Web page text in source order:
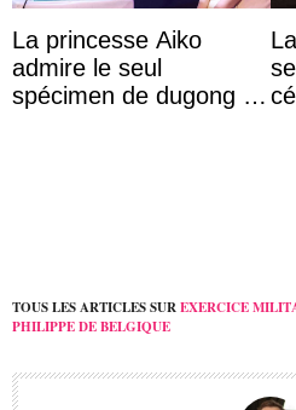
La princesse Aiko
admire le seul
spécimen de dugong en
TOUS LES ARTICLES SUREXERCICE
PHILIPPE DE BELGIQUE